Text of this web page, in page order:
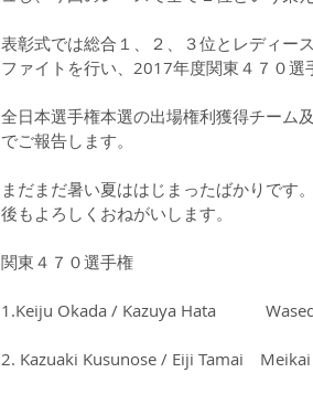
表彰式では総合１、２、３位とレディー
ファイトを行い、2017年度関東４７０選
全日本選手権本選の出場権利獲得チーム
でご報告します。
まだまだ暑い夏ははじまったばかりです
後もよろしくおねがいします。
関東４７０選手権
1.Keiju Okada / Kazuya Hata　　　
2. Kazuaki Kusunose / Eiji Tamai　